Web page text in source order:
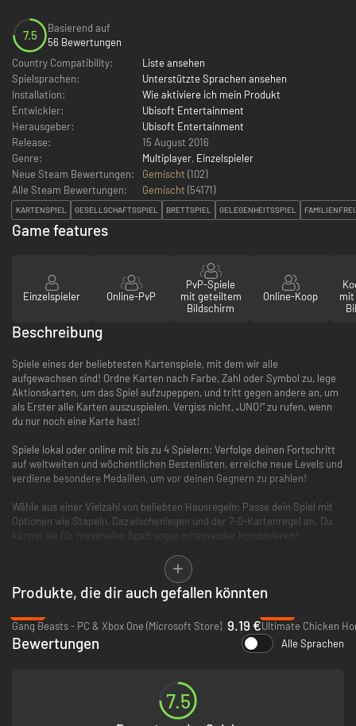
7.5
Basierend auf
56 Bewertungen
Country Compatibility:
Liste ansehen
Spielsprachen:
Unterstützte Sprachen ansehen
Installation:
Wie aktiviere ich mein Produkt
Entwickler:
Ubisoft Entertainment
Herausgeber:
Ubisoft Entertainment
Release:
15 August 2016
Genre:
Multiplayer, Einzelspieler
Neue Steam Bewertungen:
Gemischt (102)
Alle Steam Bewertungen:
Gemischt (54171)
KARTENSPIEL GESELLSCHAFTSSPIEL BRETTSPIEL GELEGENHEITSSPIEL
Game features
Einzelspieler Online-PvP
PvP-Spiele
mit geteiltem
Bildschirm
Online-Koop
Beschreibung
Spiele eines der beliebtesten Kartenspiele, mit dem wir alle
aufgewachsen sind! Ordne Karten nach Farbe, Zahl oder Symbol zu, lege
Aktionskarten, um das Spiel aufzupeppen, und tritt gegen andere an, um
als Erster alle Karten auszuspielen. Vergiss nicht, „UNO!“ zu rufen, wenn
du nur noch eine Karte hast!
Spiele lokal oder online mit bis zu 4 Spielern: Verfolge deinen Fortschritt
auf weltweiten und wöchentlichen Bestenlisten, erreiche neue Levels und
verdiene besondere Medaillen, um vor deinen Gegnern zu prahlen!
Wähle aus einer Vielzahl von beliebten Hausregeln: Passe dein Spiel mit
Optionen wie Stapeln, Dazwischenlegen und der 7-0-Kartenregel an. Du
kannst sie für maximalen Spaß sogar miteinander kombinieren!
Gestalte deinen ganz persönlichen Spielbereich mit MyDesign: Passe dein
Erlebnis mit bunten Brettern, Kartendecks, Musik, Avataren und vielem
mehr an. Schalte neue Objekte frei, indem du einen beliebigen
Erlebe die Action mit exklusiven Funktionen: Entdecke den Nervenkitzel
der Happy Hour, in der du für begrenzte Zeit einen ausgewählten DLC
Und falls du ein Twitch-Fan bist, kannst du mit der interaktiven Twitch-
Produkte, die dir auch gefallen könnten
Gang Beasts - PC & Xbox One (Microsoft Store) 9.19 €Ultimate Chicken
Bewertungen Alle Sprachen
7.5